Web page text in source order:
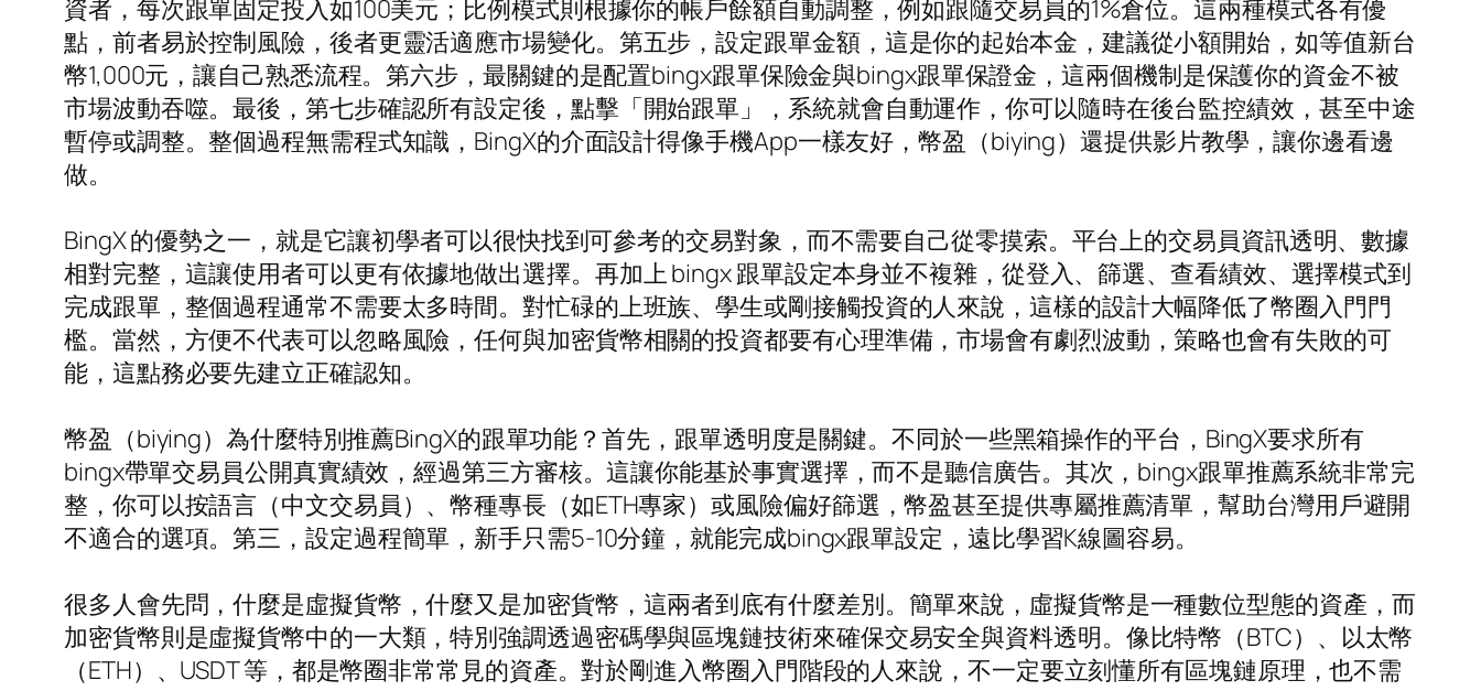
資者，每次跟單固定投入如100美元；比例模式則根據你的帳戶餘額自動調整，例如跟隨交易員的1%倉位。這兩種模式各有優
點，前者易於控制風險，後者更靈活適應市場變化。第五步，設定跟單金額，這是你的起始本金，建議從小額開始，如等值新台
幣1,000元，讓自己熟悉流程。第六步，最關鍵的是配置bingx跟單保險金與bingx跟單保證金，這兩個機制是保護你的資金不被
市場波動吞噬。最後，第七步確認所有設定後，點擊「開始跟單」，系統就會自動運作，你可以隨時在後台監控績效，甚至中途
暫停或調整。整個過程無需程式知識，BingX的介面設計得像手機App一樣友好，幣盈（biying）還提供影片教學，讓你邊看邊
做。
BingX 的優勢之一，就是它讓初學者可以很快找到可參考的交易對象，而不需要自己從零摸索。平台上的交易員資訊透明、數據
相對完整，這讓使用者可以更有依據地做出選擇。再加上 bingx 跟單設定本身並不複雜，從登入、篩選、查看績效、選擇模式到
完成跟單，整個過程通常不需要太多時間。對忙碌的上班族、學生或剛接觸投資的人來說，這樣的設計大幅降低了幣圈入門門
檻。當然，方便不代表可以忽略風險，任何與加密貨幣相關的投資都要有心理準備，市場會有劇烈波動，策略也會有失敗的可
能，這點務必要先建立正確認知。
幣盈（biying）為什麼特別推薦BingX的跟單功能？首先，跟單透明度是關鍵。不同於一些黑箱操作的平台，BingX要求所有
bingx帶單交易員公開真實績效，經過第三方審核。這讓你能基於事實選擇，而不是聽信廣告。其次，bingx跟單推薦系統非常完
整，你可以按語言（中文交易員）、幣種專長（如ETH專家）或風險偏好篩選，幣盈甚至提供專屬推薦清單，幫助台灣用戶避開
不適合的選項。第三，設定過程簡單，新手只需5-10分鐘，就能完成bingx跟單設定，遠比學習K線圖容易。
很多人會先問，什麼是虛擬貨幣，什麼又是加密貨幣，這兩者到底有什麼差別。簡單來說，虛擬貨幣是一種數位型態的資產，而
加密貨幣則是虛擬貨幣中的一大類，特別強調透過密碼學與區塊鏈技術來確保交易安全與資料透明。像比特幣（BTC）、以太幣
（ETH）、USDT 等，都是幣圈非常常見的資產。對於剛進入幣圈入門階段的人來說，不一定要立刻懂所有區塊鏈原理，也不需